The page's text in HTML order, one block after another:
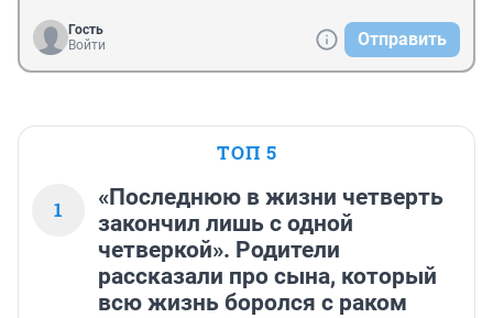
Гость
Войти
Отправить
ТОП 5
1
«Последнюю в жизни четверть
закончил лишь с одной
четверкой». Родители
рассказали про сына, который
всю жизнь боролся с раком